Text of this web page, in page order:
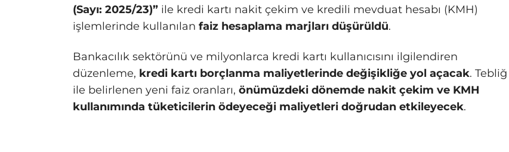
(Sayı: 2025/23)” ile kredi kartı nakit çekim ve kredili mevduat hesabı (KMH)
işlemlerinde kullanılan faiz hesaplama marjları düşürüldü.
Bankacılık sektörünü ve milyonlarca kredi kartı kullanıcısını ilgilendiren
düzenleme, kredi kartı borçlanma maliyetlerinde değişikliğe yol açacak. Tebliğ
ile belirlenen yeni faiz oranları, önümüzdeki dönemde nakit çekim ve KMH
kullanımında tüketicilerin ödeyeceği maliyetleri doğrudan etkileyecek.